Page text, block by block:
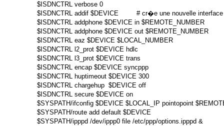
$ISDNCTRL verbose 0
$ISDNCTRL addif $DEVICE         # cr�e une nouvelle interface
$ISDNCTRL addphone $DEVICE in $REMOTE_NUMBER
$ISDNCTRL addphone $DEVICE out $REMOTE_NUMBER
$ISDNCTRL eaz $DEVICE $LOCAL_NUMBER
$ISDNCTRL l2_prot $DEVICE hdlc
$ISDNCTRL l3_prot $DEVICE trans
$ISDNCTRL encap $DEVICE syncppp
$ISDNCTRL huptimeout $DEVICE 300
$ISDNCTRL chargehup  $DEVICE off
$ISDNCTRL secure $DEVICE on
$SYSPATH/ifconfig $DEVICE $LOCAL_IP pointopoint
$SYSPATH/route add default $DEVICE
$SYSPATH/ipppd /dev/ippp0 file /etc/ppp/options.ipppd &